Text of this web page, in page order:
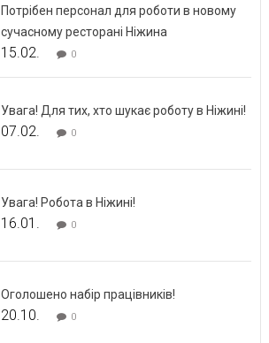
Потрібен персонал для роботи в новому
сучасному ресторані Ніжина
15.02. 0
Увага! Для тих, хто шукає роботу в Ніжині!
07.02. 0
Увага! Робота в Ніжині!
16.01. 0
Оголошено набір працівників!
20.10. 0